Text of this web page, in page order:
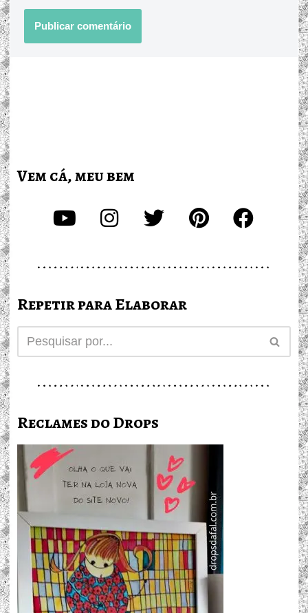
Vem cá, meu bem
Repetir para Elaborar
Reclames do Drops